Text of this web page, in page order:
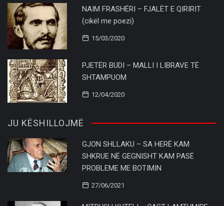
NAIM FRASHËRI – FJALËT E QIRIRIT
(cikël me poezi)
15/03/2020
PJETËR BUDI – MALLI I LIBRAVE TË
SHTAMPUOM
12/04/2020
JU KËSHILLOJMË
GJON SHLLAKU – SA HERË KAM
SHKRUE NË GEGNISHT KAM PASË
PROBLEME ME BOTIMIN
27/06/2021